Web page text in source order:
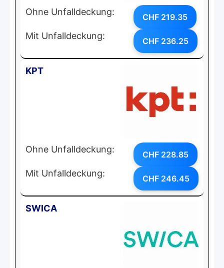
Ohne Unfalldeckung: CHF 219.35
Mit Unfalldeckung: CHF 236.25
KPT
Ohne Unfalldeckung: CHF 228.85
Mit Unfalldeckung: CHF 246.45
SWICA